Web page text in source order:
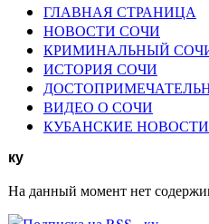
ГЛАВНАЯ СТРАНИЦА
НОВОСТИ СОЧИ
КРИМИНАЛЬНЫЙ
ИСТОРИЯ СОЧИ
ВИДЕО О СОЧИ
КУБАНСКИЕ НОВОСТИ
ку
На данный момент нет